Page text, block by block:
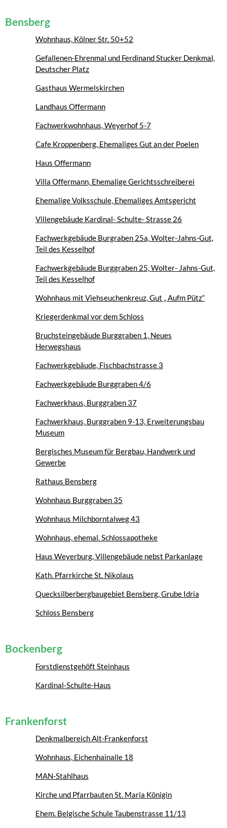
Bensberg
Wohnhaus, Kölner Str. 50+52
Gefallenen-Ehrenmal und Ferdinand Stucker Denkmal,
Deutscher Platz
Gasthaus Wermelskirchen
Landhaus Offermann
Fachwerkwohnhaus, Weyerhof 5-7
Cafe Kroppenberg, Ehemaliges Gut an der Poelen
Haus Offermann
Villa Offermann, Ehemalige Gerichtsschreiberei
Ehemalige Volksschule, Ehemaliges Amtsgericht
Villengebäude Kardinal- Schulte- Strasse 26
Fachwerkgebäude Burgraben 25a, Wolter-Jahns-Gut,
Teil des Kesselhof
Fachwerkgebäude Burggraben 25, Wolter- Jahns-Gut,
Teil des Kesselhof
Wohnhaus mit Viehseuchenkreuz, Gut „ Aufm Pütz“
Kriegerdenkmal vor dem Schloss
Bruchsteingebäude Burggraben 1, Neues
Herwegshaus
Fachwerkgebäude, Fischbachstrasse 3
Fachwerkgebäude Burggraben 4/6
Fachwerkhaus, Burggraben 37
Fachwerkhaus, Burggraben 9-13, Erweiterungsbau
Museum
Bergisches Museum für Bergbau, Handwerk und
Gewerbe
Rathaus Bensberg
Wohnhaus Burggraben 35
Wohnhaus Milchborntalweg 43
Wohnhaus, ehemal. Schlossapotheke
Haus Weyerburg, Villengebäude nebst Parkanlage
Kath. Pfarrkirche St. Nikolaus
Quecksilberbergbaugebiet Bensberg, Grube Idria
Schloss Bensberg
Bockenberg
Forstdienstgehöft Steinhaus
Kardinal-Schulte-Haus
Frankenforst
Denkmalbereich Alt-Frankenforst
Wohnhaus, Eichenhainalle 18
MAN-Stahlhaus
Kirche und Pfarrbauten St. Maria Königin
Ehem. Belgische Schule Taubenstrasse 11/13